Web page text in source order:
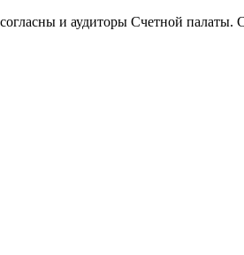
и аудиторы Счетной палаты.